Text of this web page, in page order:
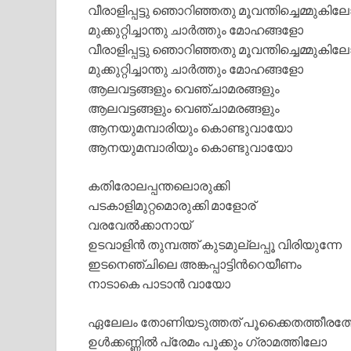
വീരാളിപ്പട്ടു ഞൊറിഞ്ഞതു
മുക്കുറ്റിച്ചാന്തു ചാര്‍ത്തും മോഹങ്ങളോ
വീരാളിപ്പട്ടു ഞൊറിഞ്ഞതു
മുക്കുറ്റിച്ചാന്തു ചാര്‍ത്തും മോഹങ്ങളോ
ആലവട്ടങ്ങളും വെഞ്ചാമരങ്ങളും
ആലവട്ടങ്ങളും വെഞ്ചാമരങ്ങളും
ആനയുമമ്പാരിയും കൊണ്ടുവായോ
ആനയുമമ്പാരിയും കൊണ്ടുവായോ
കതിരോലപ്പന്തലൊരുക്കി
പടകാളിമുറ്റമൊരുക്കി മാളോര്
വരവേല്‍ക്കാനായ്
ഉടവാളിന്‍ തുമ്പത്ത് കുടമുല്ലപ്പൂ വിരിയുന്നേ
ഇടനെഞ്ചിലെ അങ്കപ്പാട്ടിന്‍റെയീണം
നാടാകെ പാടാന്‍ വായോ
ഏലേലം തോണിയടുത്തത്
ഉള്‍ക്കണ്ണില്‍ പ്രേമം പൂക്കും ഗ്രാമത്തിലോ